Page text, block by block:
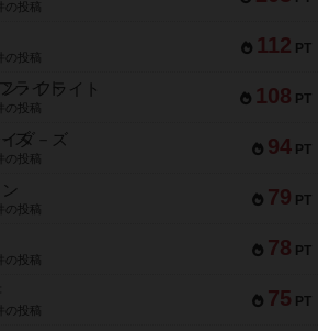
の投稿
112 PT
の投稿
108 PT
・フライト
の投稿
94 PT
ダ－ズ
の投稿
79 PT
の投稿
78 PT
の投稿
75 PT
の投稿